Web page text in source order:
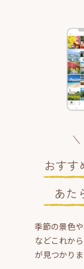
おすす
あた
季節の景色
などこれか
が見つかり